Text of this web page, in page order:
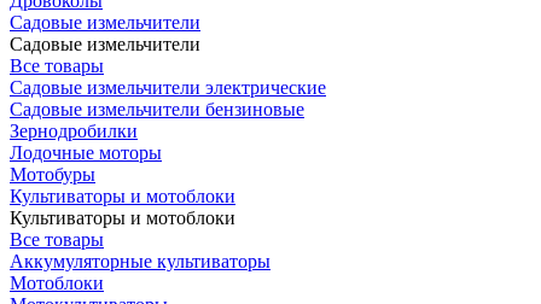
Садовые измельчители
Садовые измельчители
Все товары
Садовые измельчители электрические
Садовые измельчители бензиновые
Зернодробилки
Лодочные моторы
Мотобуры
Культиваторы и мотоблоки
Культиваторы и мотоблоки
Все товары
Аккумуляторные культиваторы
Мотоблоки